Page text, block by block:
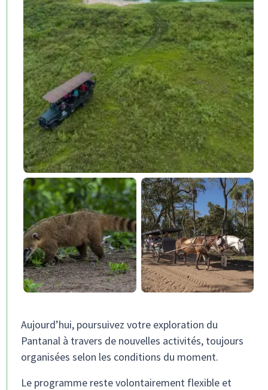
Aujourd’hui, poursuivez votre exploration du
Pantanal à travers de nouvelles activités, toujours
organisées selon les conditions du moment.
Le programme reste volontairement flexible et